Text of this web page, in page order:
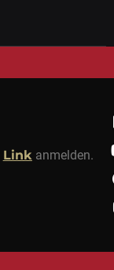
Link anmelden.